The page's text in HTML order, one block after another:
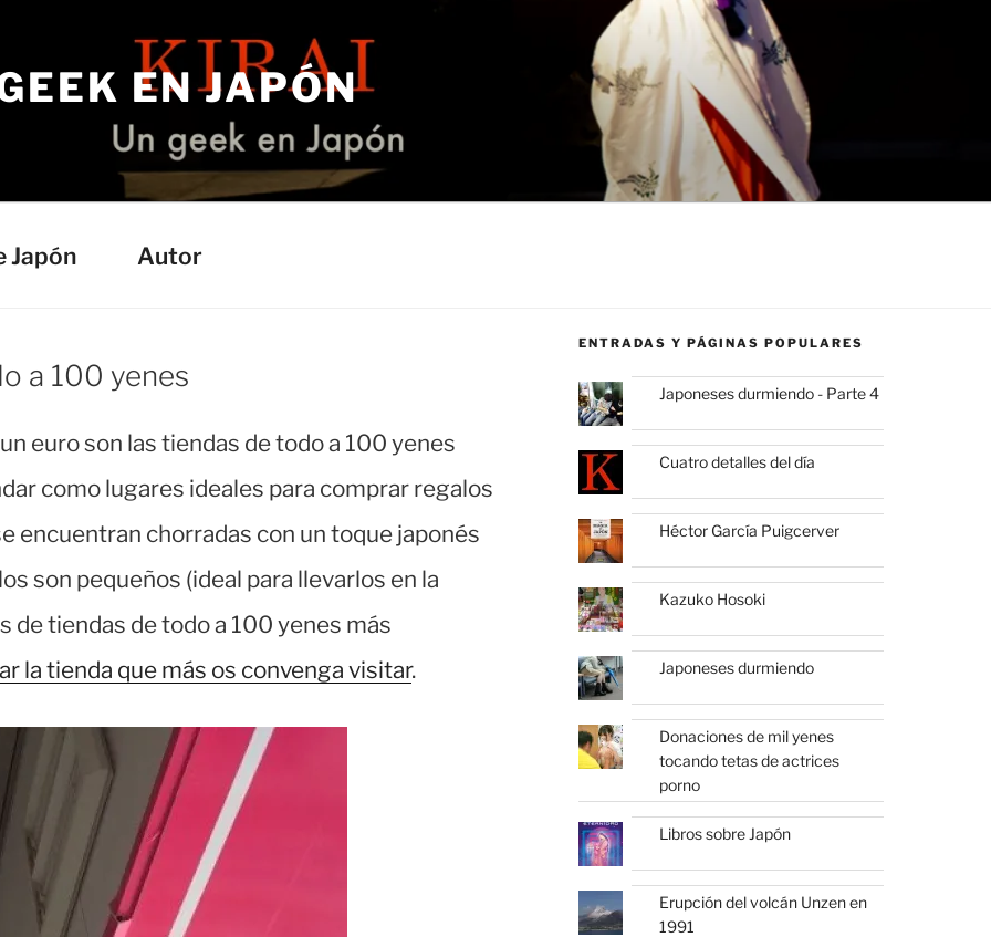
EN JAPÓN
Japón Autor
a 100 yenes
euro son las tiendas de todo a 100 yenes
como lugares ideales para comprar regalos
encuentran chorradas con un toque japonés
son pequeños (ideal para llevarlos en la
de tiendas de todo a 100 yenes más
la tienda que más os convenga visitar.
ENTRADAS Y PÁGINAS POPULARES
Japoneses durmiendo - Parte 4
Cuatro detalles del día
Héctor García Puigcerver
Kazuko Hosoki
Japoneses durmiendo
Donaciones de mil yenes
tocando tetas de actrices
porno
Libros sobre Japón
Erupción del volcán Unzen en
1991